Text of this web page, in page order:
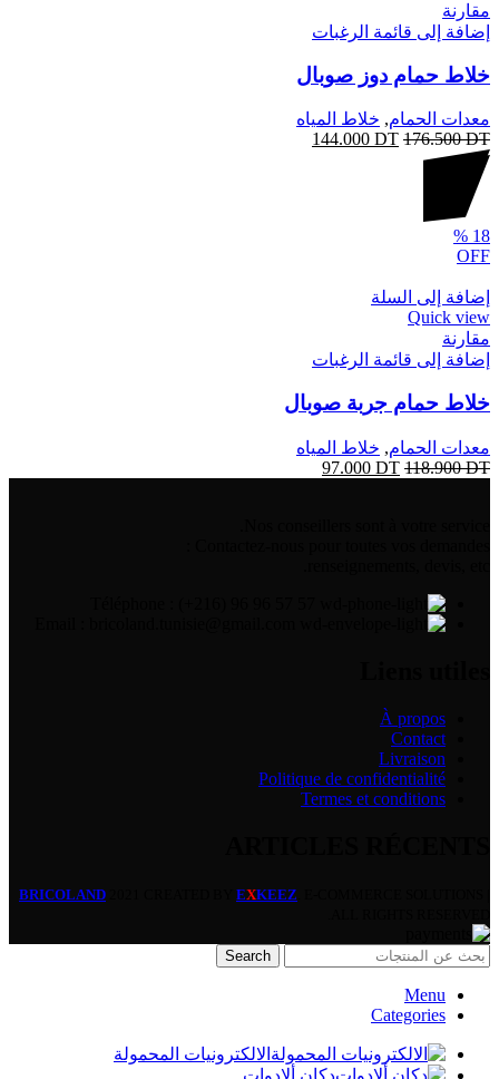
مقارنة
إضافة إلى قائمة الرغبات
خلاط حمام دوز صوبال
معدات الحمام, خلاط المياه
176.500DT
144.000 DT
18
%
OFF
إضافة إلى السلة
Quick view
مقارنة
إضافة إلى قائمة الرغبات
خلاط حمام جربة صوبال
معدات الحمام, خلاط المياه
118.900DT
97.000 DT
À propos
Contact
Livraison
Politique de confidentialité
Termes et conditions
BRICOLAND EXKEEZ
Search
Menu
Categories
الالكترونيات المحمولة
دكان ألادوات